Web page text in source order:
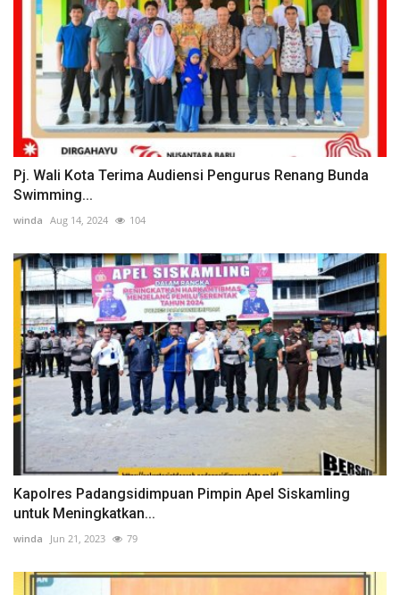
Pj. Wali Kota Terima Audiensi Pengurus Renang Bunda
Swimming...
winda Aug 14, 2024 104
Kapolres Padangsidimpuan Pimpin Apel Siskamling
untuk Meningkatkan...
winda Jun 21, 2023 79